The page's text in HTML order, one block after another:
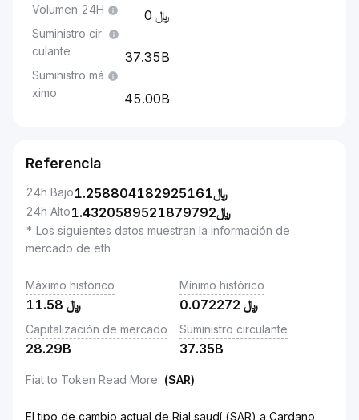
Volumen 24H 0
Suministro cir
culante
37.35B
Suministro má
ximo
45.00B
Referencia
24h Bajo ﷼1.258804182925161
24h Alto ﷼1.4320589521879792
* Los siguientes datos muestran la información de
mercado de eth
Máximo histórico
﷼ 11.58
Mínimo histórico
﷼ 0.072272
Capitalización de mercado
28.29B
Suministro circulante
37.35B
Fiat to Token Read More: (SAR)
El tipo de cambio actual de Rial saudí (SAR) a Cardano